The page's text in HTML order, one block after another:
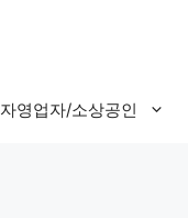
자영업자/소상공인